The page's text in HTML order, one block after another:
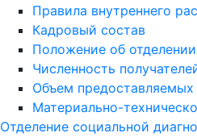
Правила внутреннего
Кадровый состав
Положение об отделении
Численность
Объем предоставляемых
Материально-
Отделение социальной